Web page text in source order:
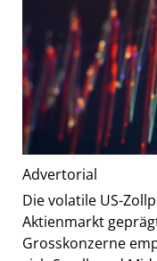
Advertorial
Die volatile US-
Aktienmarkt
Grosskonzerne